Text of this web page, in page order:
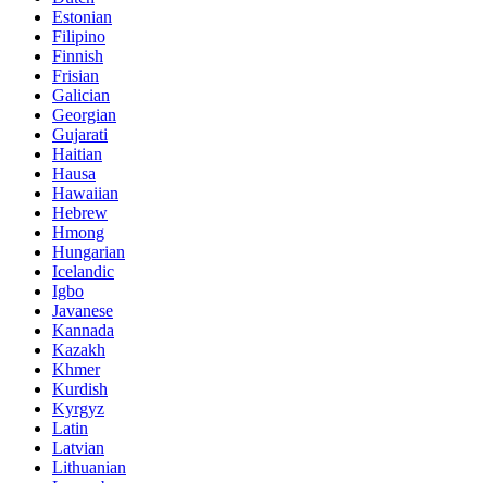
Estonian
Filipino
Finnish
Frisian
Galician
Georgian
Gujarati
Haitian
Hausa
Hawaiian
Hebrew
Hmong
Hungarian
Icelandic
Igbo
Javanese
Kannada
Kazakh
Khmer
Kurdish
Kyrgyz
Latin
Latvian
Lithuanian